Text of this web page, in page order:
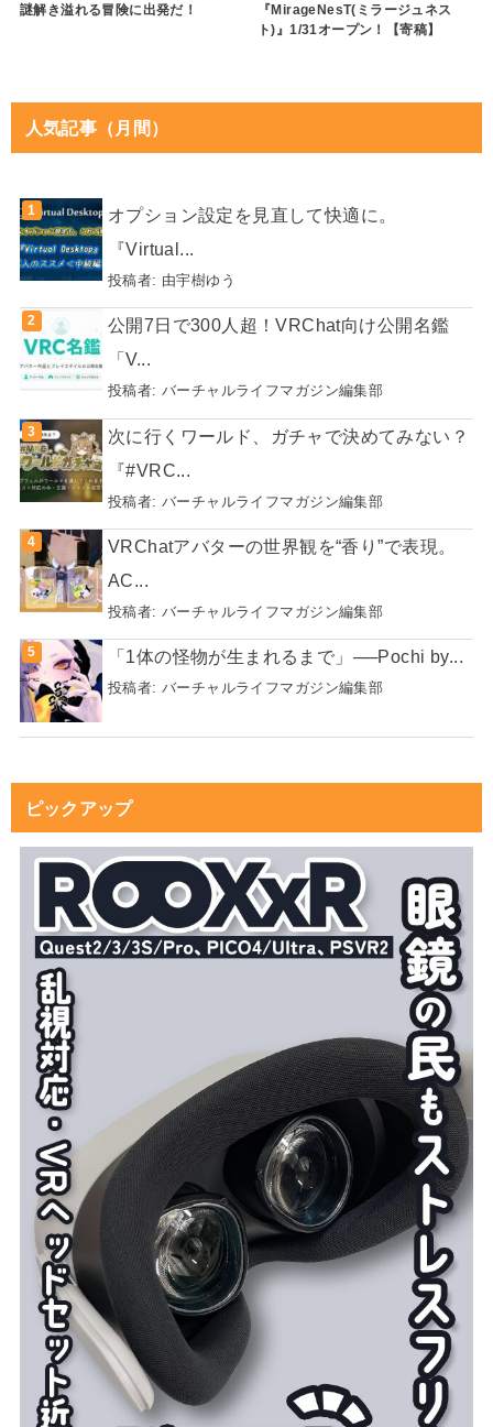
謎解き溢れる冒険に出発だ！
『MirageNesT(ミラージュネス
ト)』1/31オープン！【寄稿】
人気記事（月間）
オプション設定を見直して快適に。
『Virtual...
投稿者: 由宇樹ゆう
公開7日で300人超！VRChat向け公開名鑑
「V...
投稿者: バーチャルライフマガジン編集部
次に行くワールド、ガチャで決めてみない？
『#VRC...
投稿者: バーチャルライフマガジン編集部
VRChatアバターの世界観を“香り”で表現。
AC...
投稿者: バーチャルライフマガジン編集部
「1体の怪物が生まれるまで」──Pochi by...
投稿者: バーチャルライフマガジン編集部
ピックアップ